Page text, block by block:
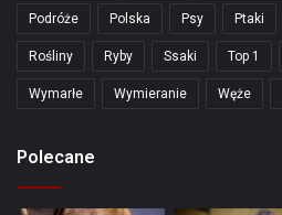
Podróże Polska Psy Ptaki
Rośliny Ryby Ssaki Top 1
Wymarłe Wymieranie Węże
Polecane